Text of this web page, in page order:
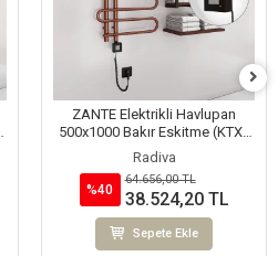
ZANTE Elektrikli Havlupan
500x1000 Bakır Eskitme (KTX1
Termostat) 200W Spiral Kablolu
Radiva
%40
64.656,00 TL
38.524,20 TL
Sepete Ekle